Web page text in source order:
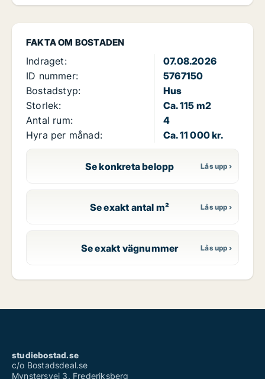
FAKTA OM BOSTADEN
Indraget:
07.08.2026
ID nummer:
5767150
Bostadstyp:
Hus
Storlek:
Ca. 115 m2
Antal rum:
4
Hyra per månad:
Ca. 11 000 kr.
Se konkreta belopp
Se exakt antal m²
Se exakt vägnummer
studiebostad.se
c/o Bostadsdeal.se
Mynstersvej 3, Frederiksberg